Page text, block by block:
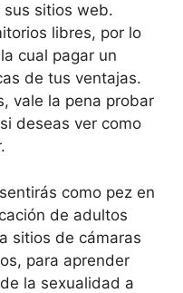
sitios web.
libres, por lo
cual pagar un
de tus ventajas.
vale la pena probar
deseas ver como
como pez en
de adultos
sitios de cámaras
para aprender
la sexualidad a